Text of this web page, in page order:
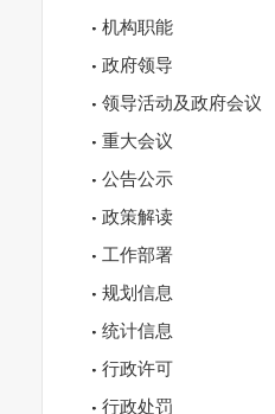
机构职能
政府领导
领导活动及政府会议
重大会议
公告公示
政策解读
工作部署
规划信息
统计信息
行政许可
行政处罚